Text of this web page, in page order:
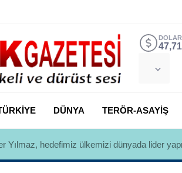
DOLAR
DÜNYA TERÖR-ASAYİŞ
Kardeş Sancar’a gündemi değerlendirdi